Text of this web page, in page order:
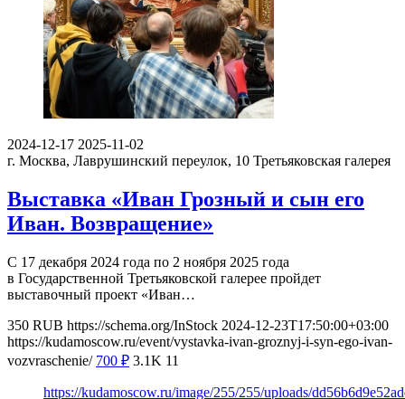
2024-12-17 2025-11-02
г. Москва, Лаврушинский переулок, 10 Третьяковская галерея
Выставка «Иван Грозный и сын его
Иван. Возвращение»
С 17 декабря 2024 года по 2 ноября 2025 года
в Государственной Третьяковской галерее пройдет
выставочный проект «Иван…
350 RUB https://schema.org/InStock 2024-12-23T17:50:00+03:00
https://kudamoscow.ru/event/vystavka-ivan-groznyj-i-syn-ego-ivan-
vozvraschenie/ 700 ₽ 3.1K 11
https://kudamoscow.ru/image/255/255/uploads/